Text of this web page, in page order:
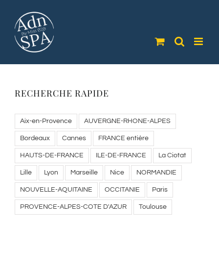
contenu
RECHERCHE RAPIDE
Aix-en-Provence AUVERGNE-RHONE-ALPES
Bordeaux Cannes FRANCE entière
HAUTS-DE-FRANCE ILE-DE-FRANCE La Ciotat
Lille Lyon Marseille Nice NORMANDIE
NOUVELLE-AQUITAINE OCCITANIE Paris
PROVENCE-ALPES-COTE D'AZUR Toulouse